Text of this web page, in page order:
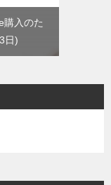
購入のた
日